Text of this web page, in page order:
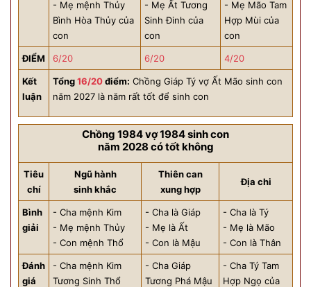
- Mẹ mệnh Thủy
Bình Hòa Thủy của
con
- Mẹ Ất Tương
Sinh Đinh của
con
- Mẹ Mão Tam
Hợp Mùi của
con
ĐIỂM 6/20 6/20 4/20
Kết
luận
Tổng16/20điểm: Chồng Giáp Tý vợ Ất Mão sinh con
năm 2027 là năm rất tốt để sinh con
Chồng 1984 vợ 1984 sinh con
năm 2028 có tốt không
Tiêu
chí
Ngũ hành
sinh khắc
Thiên can
xung hợp
Địa chi
Bình
giải
- Cha mệnh Kim
- Mẹ mệnh Thủy
- Con mệnh Thổ
- Cha là Giáp
- Mẹ là Ất
- Con là Mậu
- Cha là Tý
- Mẹ là Mão
- Con là Thân
Đánh
giá
- Cha mệnh Kim
Tương Sinh Thổ
- Cha Giáp
Tương Phá Mậu
- Cha Tý Tam
Hợp Ngọ của